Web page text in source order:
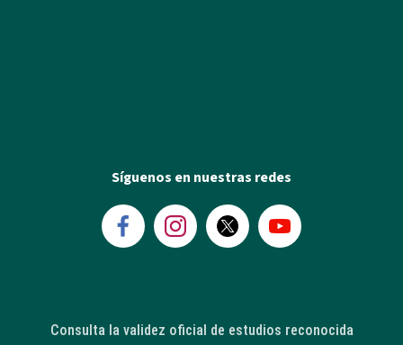
Síguenos en nuestras redes
Consulta la validez oficial de estudios reconocida